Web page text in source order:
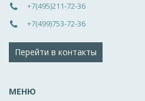
+7(495)211-72-36
+7(499)753-72-36
Перейти в контакты
МЕНЮ